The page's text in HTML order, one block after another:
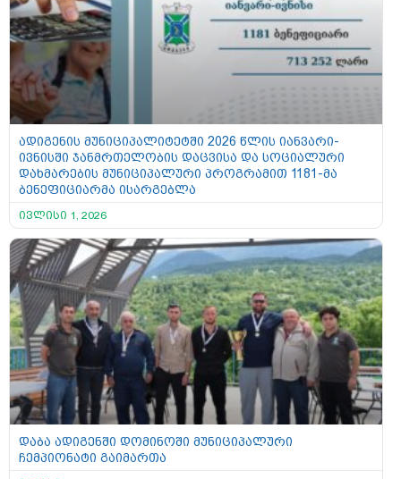
ადიგენის მუნიციპალიტეტში 2026 წლის იანვარი-
ივნისში ჯანმრთელობის დაცვისა და სოციალური
დახმარების მუნიციპალური პროგრამით 1181-მა
ბენეფიციარმა ისარგებლა
ივლისი 1, 2026
დაბა ადიგენში დომინოში მუნიციპალური
ჩემპიონატი გაიმართა